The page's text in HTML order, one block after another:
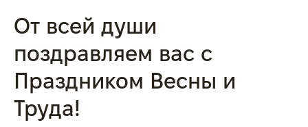
От всей души
поздравляем вас с
Праздником Весны и
Труда!